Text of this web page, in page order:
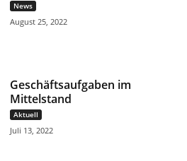
News
August 25, 2022
Geschäftsaufgaben im
Mittelstand
Aktuell
Juli 13, 2022